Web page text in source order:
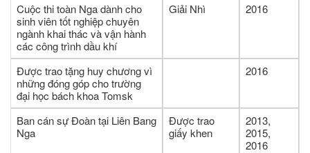
Cuộc thi toàn Nga dành cho
sinh viên tốt nghiệp chuyên
ngành khai thác và vận hành
các công trình dầu khí
Giải Nhì 2016
Được trao tặng huy chương vì
những đóng góp cho trường
đại học bách khoa Tomsk
2016
Ban cán sự Đoàn tại Liên Bang
Nga
Được trao
giấy khen
2013,
2015,
2016